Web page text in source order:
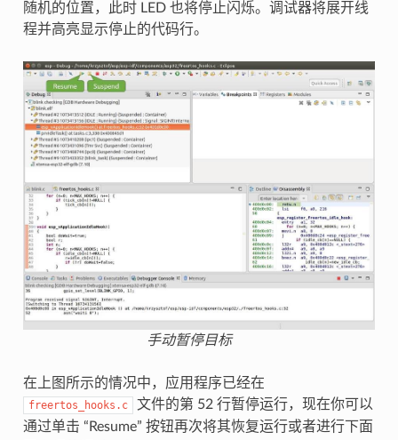
随机的位置，此时 LED 也将停止闪烁。调试器将展开线
程并高亮显示停止的代码行。
手动暂停目标
在上图所示的情况中，应用程序已经在
freertos_hooks.c
文件的第 52 行暂停运行，现在你可以
通过单击 “Resume” 按钮再次将其恢复运行或者进行下面